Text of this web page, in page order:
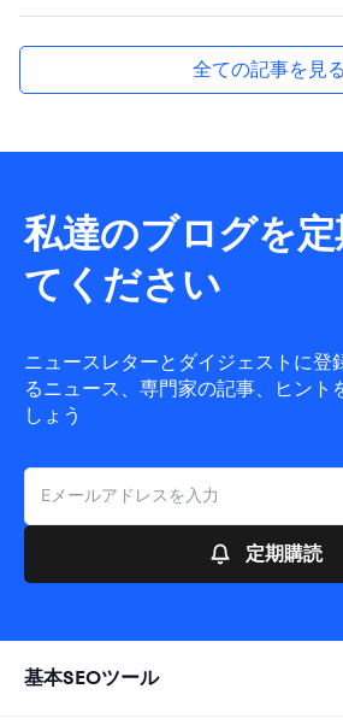
全ての記事を見る
私達のブログを
てください
ニュースレターとダイジェストに登
るニュース、専門家の記事、ヒント
しょう
定期購読
基本SEOツール